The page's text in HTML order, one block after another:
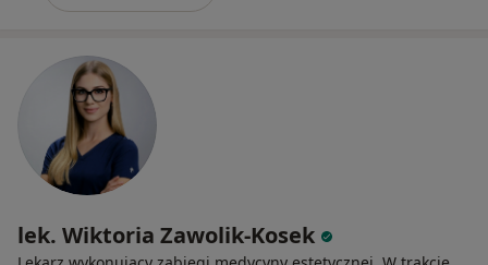
lek. Wiktoria Zawolik-Kosek